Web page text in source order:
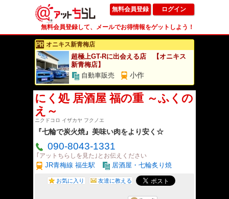
無料会員登録 ログイン
無料会員登録して、メールでお得情報をゲットしよう！
オニキス新青梅店
超極上GT-Rに出会える店 【オニキス
新青梅店】
自動車販売
小作
にく処 居酒屋 福の重 ～ふくの
え～
ニクドコロ イザカヤ フクノエ
『七輪で炭火焼』美味い肉をより安く☆
090-8043-1331
｢アットちらしを見た｣とお伝えください
JR青梅線 福生駅 居酒屋・七輪炙り焼
お気に入り 友達に教える